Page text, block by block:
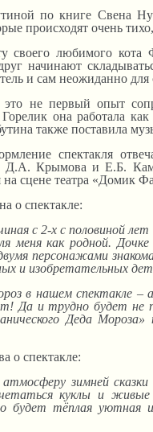
по книге Свена
происходят очень
своего любимого кота
начинают
и сам неожиданно
не первый опыт
она работала
также поставила
спектакля
Д.А. Крымова и Е.Б.
сцене театра «Домик
о спектакле:
с 2-х с половиной
меня как родной. Д
персонажами
и изобретательных
в нашем спектакле
Да и трудно будет не
Деда
о спектакле:
атмосферу зимней
куклы и
будет тёплая уютная